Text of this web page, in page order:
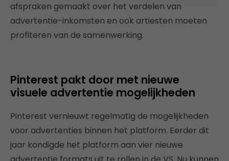
afspraken gemaakt over het verdelen van
advertentie-inkomsten en ook artiesten moeten
profiteren van de samenwerking.
Pinterest pakt door met nieuwe
visuele advertentie mogelijkheden
Pinterest vernieuwt regelmatig de mogelijkheden
voor advertenties binnen het platform. Eerder dit
jaar kondigde het platform aan vier nieuwe